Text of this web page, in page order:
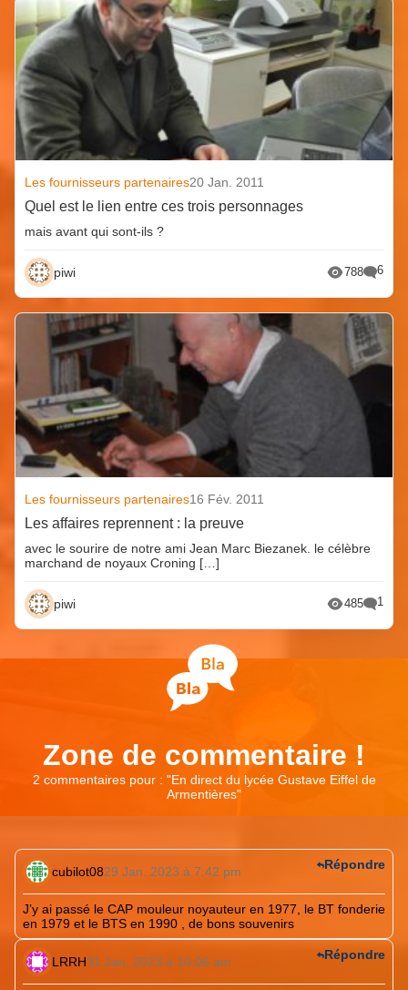
Les fournisseurs partenaires20 Jan. 2011
Quel est le lien entre ces trois personnages
mais avant qui sont-ils ?
piwi 788 6
Les fournisseurs partenaires16 Fév. 2011
Les affaires reprennent : la preuve
avec le sourire de notre ami Jean Marc Biezanek. le célèbre
marchand de noyaux Croning […]
piwi 485 1
Zone de commentaire !
2 commentaires pour : "En direct du lycée Gustave Eiffel de
Armentières"
cubilot0829 Jan. 2023 à 7:42 pm
J’y ai passé le CAP mouleur noyauteur en 1977, le BT fonderie
en 1979 et le BTS en 1990 , de bons souvenirs
Répondre
LRRH31 Jan. 2023 à 10:06 am Répondre